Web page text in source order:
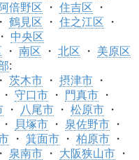
阿倍野区
住吉区
鶴見区
住之江区
中央区
南区 北区
美原区
:
茨木市
摂津市
守口市
門真市
八尾市
松原市
貝塚市
泉佐野市
箕面市
柏原市
泉南市
大阪狭山市